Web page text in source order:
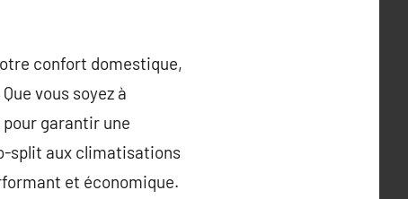
confort domestique,
vous soyez à
garantir une
split aux climatisations
et économique.